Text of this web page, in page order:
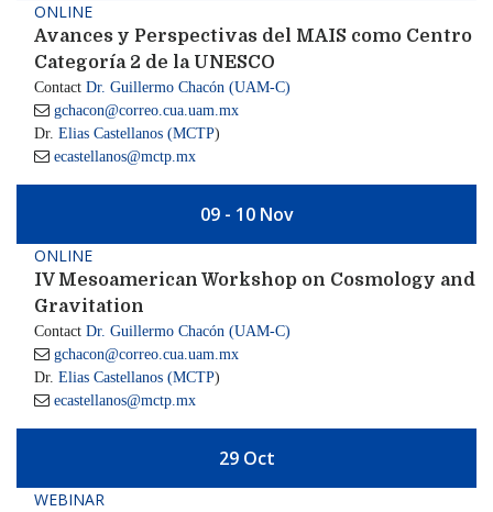
ONLINE
Avances y Perspectivas del MAIS como Centro
Categoría 2 de la UNESCO
Contact Dr. Guillermo Chacón (UAM-C)
 gchacon@correo.cua.uam.mx
Dr. Elias Castellanos (MCTP)
 ecastellanos@mctp.mx
09 - 10 Nov
ONLINE
IV Mesoamerican Workshop on Cosmology and
Gravitation
Contact Dr. Guillermo Chacón (UAM-C)
 gchacon@correo.cua.uam.mx
Dr. Elias Castellanos (MCTP)
 ecastellanos@mctp.mx
29 Oct
WEBINAR